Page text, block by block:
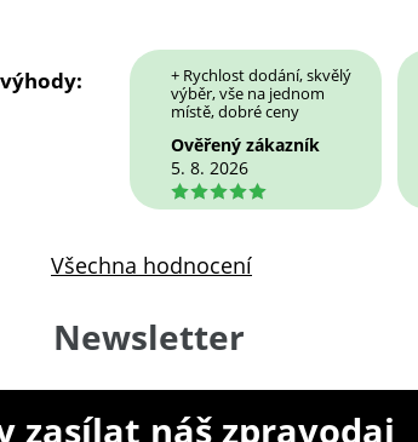
+ Rychlost dodání, skvělý
výběr, vše na jednom
místě, dobré ceny
Ověřený zákazník
5. 8. 2026
5
Všechna hodnocení
Newsletter
zasílat náš zpravodaj